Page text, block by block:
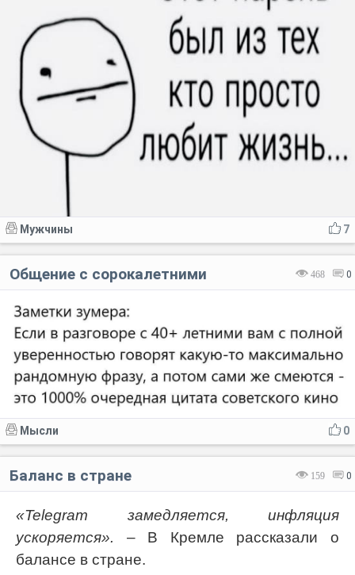
7
Мужчины
468 0
Общение с сорокалетними
0
Мысли
159 0
Баланс в стране
«Telegram замедляется, инфляция
ускоряется». – В Кремле рассказали о
балансе в стране.